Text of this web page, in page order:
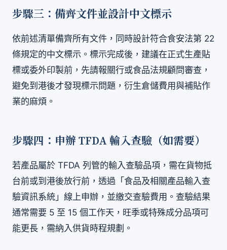
步驟三：備齊文件並設計中文標示
依前述清單備齊所有文件，同時設計符合食安法第 22
條規定的中文標示。標示完成後，建議在正式生產貼
標或委外印製前，先請報關行或食品法規顧問審查，
避免到港後才發現標示問題，衍生倉儲費用與補貼作
業的麻煩。
步驟四：申辦 TFDA 輸入查驗（如需要）
若產品屬於 TFDA 列管的輸入查驗品項，需在貨物抵
台前或到港後放行前，透過「食品及相關產品輸入查
驗資訊系統」線上申辦，並繳交查驗費用。查驗結果
通常需要 5 至 15 個工作天，旺季或特殊成分品項可
能更長，需納入供貨時程規劃。